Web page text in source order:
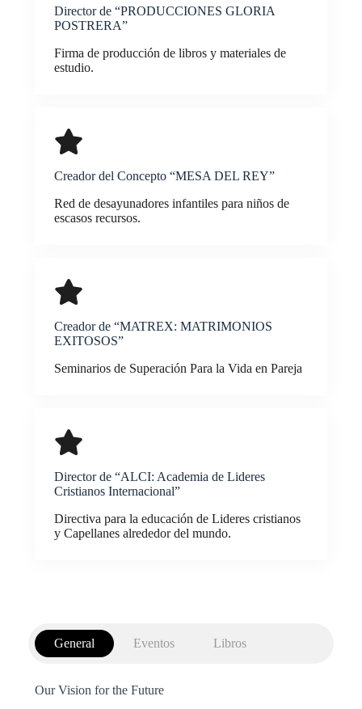
Director de “PRODUCCIONES GLORIA
POSTRERA”
Firma de producción de libros y materiales de
estudio.
Creador del Concepto “MESA DEL REY”
Red de desayunadores infantiles para niños de
escasos recursos.
Creador de “MATREX: MATRIMONIOS
EXITOSOS”
Seminarios de Superación Para la Vida en Pareja
Director de “ALCI: Academia de Lideres
Cristianos Internacional”
Directiva para la educación de Lideres cristianos
y Capellanes alrededor del mundo.
General Eventos Libros
Our Vision for the Future